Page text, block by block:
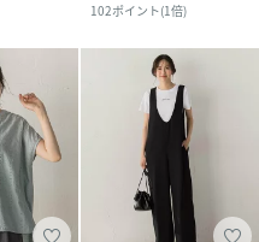
102ポイント(1倍)